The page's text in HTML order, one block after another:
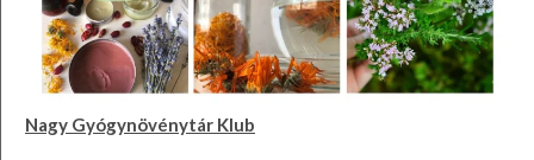
Nagy Gyógynövénytár Klub